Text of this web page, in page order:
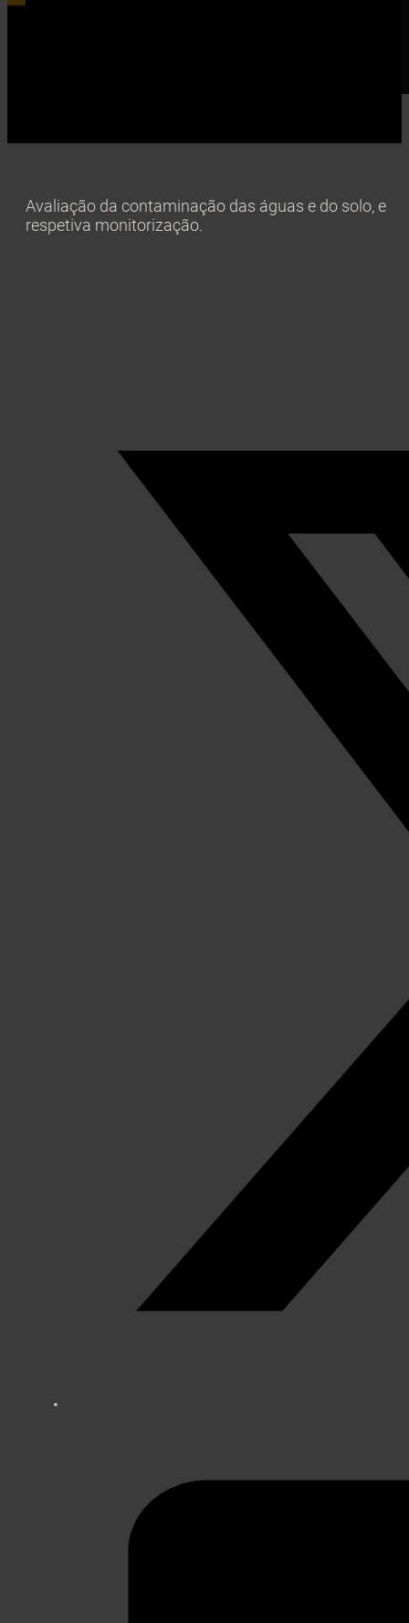
Avaliação da contaminação das águas e do solo, e
respetiva monitorização.